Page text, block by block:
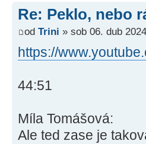
Re: Peklo, nebo
od Trini » sob 06. dub
https://
44:51
Míla Tomášová:
Ale ted zase je